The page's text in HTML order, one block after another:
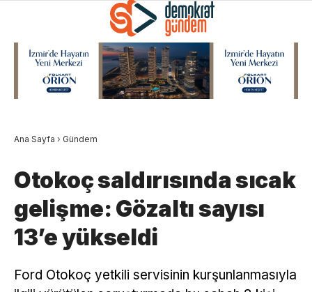
Ana Sayfa › Gündem
Otokoç saldırısında sıcak
gelişme: Gözaltı sayısı
13’e yükseldi
Ford Otokoç yetkili servisinin kurşunlanmasıyla